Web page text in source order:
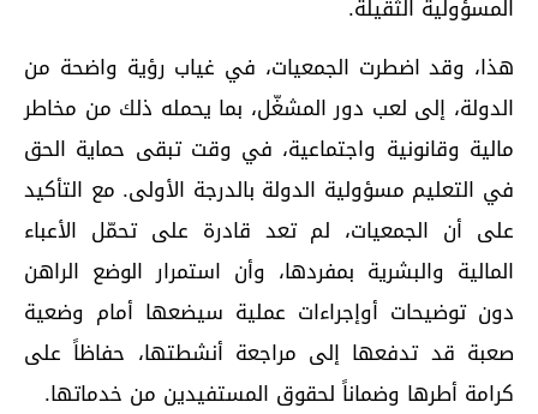
المسؤولية الثقيلة.
هذا، وقد اضطرت الجمعيات، في غياب رؤية واضحة من
الدولة، إلى لعب دور المشغّل، بما يحمله ذلك من مخاطر
مالية وقانونية واجتماعية، في وقت تبقى حماية الحق
في التعليم مسؤولية الدولة بالدرجة الأولى. مع التأكيد
على أن الجمعيات، لم تعد قادرة على تحمّل الأعباء
المالية والبشرية بمفردها، وأن استمرار الوضع الراهن
دون توضيحات أوإجراءات عملية سيضعها أمام وضعية
صعبة قد تدفعها إلى مراجعة أنشطتها، حفاظاً على
كرامة أطرها وضماناً لحقوق المستفيدين من خدماتها.